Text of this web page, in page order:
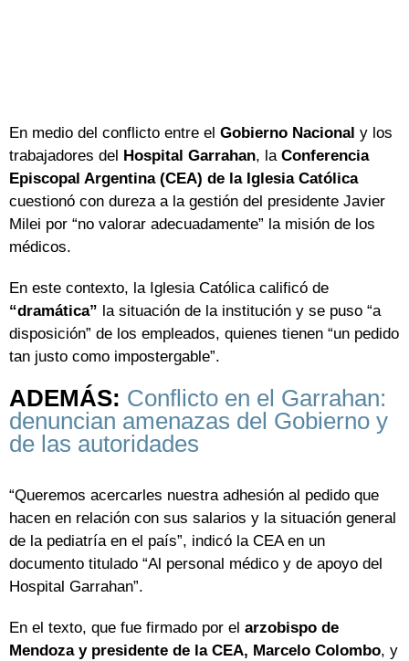
En medio del conflicto entre el Gobierno Nacional y los
trabajadores del Hospital Garrahan, laConferencia
Episcopal Argentina (CEA) de la Iglesia Católica
cuestionó con dureza a la gestión del presidente Javier
Milei por “no valorar adecuadamente” la misión de los
médicos.
En este contexto, la Iglesia Católica calificó de
“dramática” la situación de la institución y se puso “a
disposición” de los empleados, quienes tienen “un pedido
tan justo como impostergable”.
ADEMÁS: Conflicto en el Garrahan:
denuncian amenazas del Gobierno y
de las autoridades
“Queremos acercarles nuestra adhesión al pedido que
hacen en relación con sus salarios y la situación general
de la pediatría en el país”, indicó la CEA en un
documento titulado “Al personal médico y de apoyo del
Hospital Garrahan”.
En el texto, que fue firmado por el arzobispo de
Mendoza y presidente de la CEA, Marcelo Colombo, y